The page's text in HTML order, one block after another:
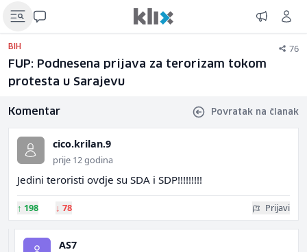
BIH 76
FUP: Podnesena prijava za terorizam tokom
protesta u Sarajevu
Komentar Povratak na članak
cico.krilan.9
prije 12 godina
Jedini teroristi ovdje su SDA i SDP!!!!!!!!!
↑ 198 ↓ 78 Prijavi
AS7